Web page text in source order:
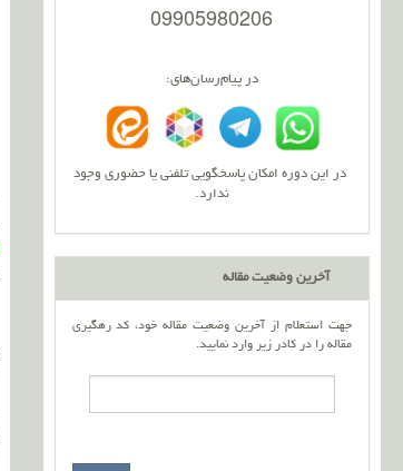
09905980206
در پیام‌رسان‌های:
در این دوره امکان پاسخگویی تلفنی یا حضوری وجود
ندارد.
آخرین وضعیت مقاله
جهت استعلام از آخرین وضعیت مقاله خود، کد رهگیری
مقاله را در کادر زیر وارد نمایید.